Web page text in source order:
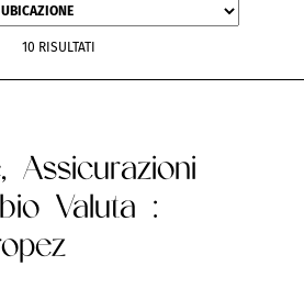
10 RISULTATI
Assicurazioni
Valuta :